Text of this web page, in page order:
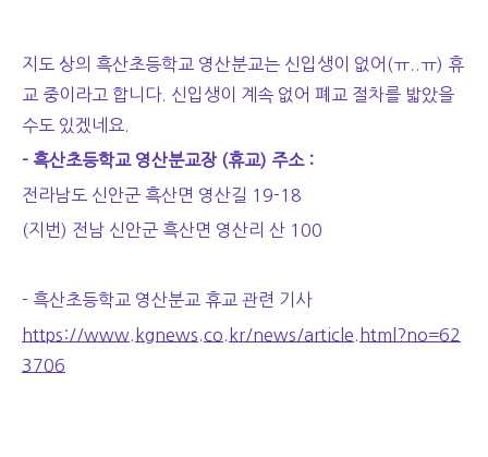
지도 상의 흑산초등학교 영산분교는 신입생이 없어(ㅠ..ㅠ) 휴
교 중이라고 합니다. 신입생이 계속 없어 폐교 절차를 밟았을
수도 있겠네요.
- 흑산초등학교 영산분교장 (휴교) 주소 :
전라남도 신안군 흑산면 영산길 19-18
(지번) 전남 신안군 흑산면 영산리 산 100
- 흑산초등학교 영산분교 휴교 관련 기사
https://www.kgnews.co.kr/news/article.html?no=62
3706